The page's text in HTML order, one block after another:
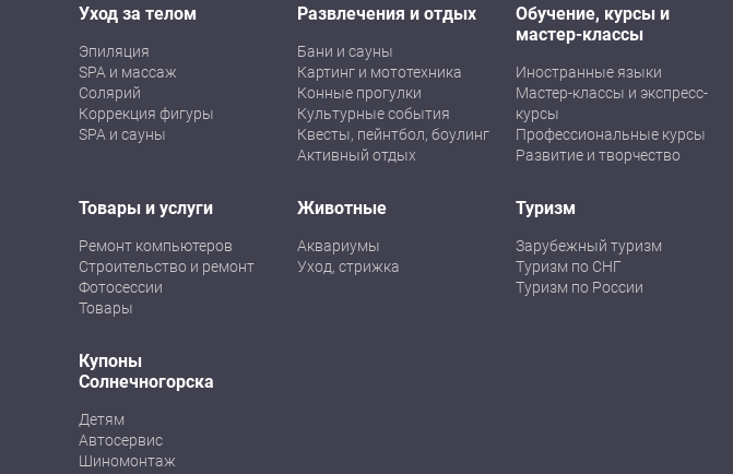
Уход за телом
Эпиляция
SPA и массаж
Солярий
Коррекция фигуры
SPA и сауны
Развлечения и отдых
Бани и сауны
Картинг и мототехника
Конные прогулки
Культурные события
Квесты, пейнтбол, боулинг
Активный отдых
Обучение, курсы и
мастер-классы
Иностранные языки
Мастер-классы и экспресс-
курсы
Профессиональные курсы
Развитие и творчество
Товары и услуги
Ремонт компьютеров
Строительство и ремонт
Фотосессии
Товары
Животные
Аквариумы
Уход, стрижка
Туризм
Зарубежный туризм
Туризм по СНГ
Туризм по России
Купоны
Солнечногорска
Детям
Автосервис
Шиномонтаж